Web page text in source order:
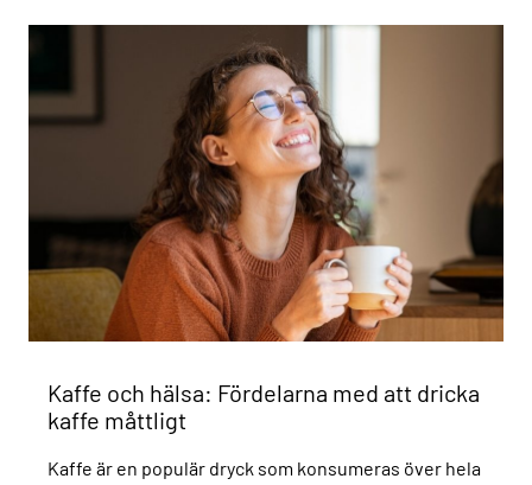
Kaffe och hälsa: Fördelarna med att dricka
kaffe måttligt
Kaffe är en populär dryck som konsumeras över hela